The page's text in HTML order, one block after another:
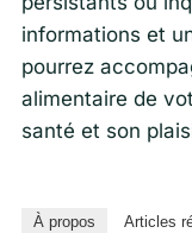
informations et
pourrez
alimentaire de
santé et son
À propos Articles